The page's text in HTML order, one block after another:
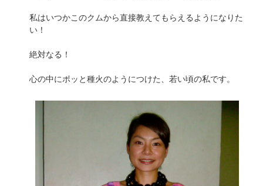
私はいつかこのクムから直接教えてもらえるようになりた
い！
絶対なる！
心の中にポッと種火のようにつけた、若い頃の私です。